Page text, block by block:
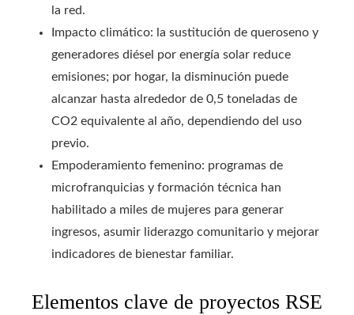
la red.
Impacto climático: la sustitución de queroseno y
generadores diésel por energía solar reduce
emisiones; por hogar, la disminución puede
alcanzar hasta alrededor de 0,5 toneladas de
CO2 equivalente al año, dependiendo del uso
previo.
Empoderamiento femenino: programas de
microfranquicias y formación técnica han
habilitado a miles de mujeres para generar
ingresos, asumir liderazgo comunitario y mejorar
indicadores de bienestar familiar.
Elementos clave de proyectos RSE